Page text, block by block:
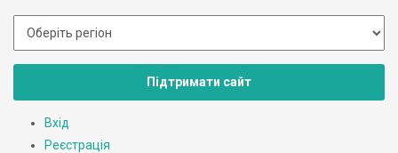
Підтримати сайт
Вхід
Реєстрація